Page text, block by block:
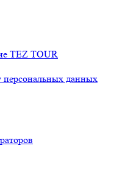
TEZ TOUR
персональных данных